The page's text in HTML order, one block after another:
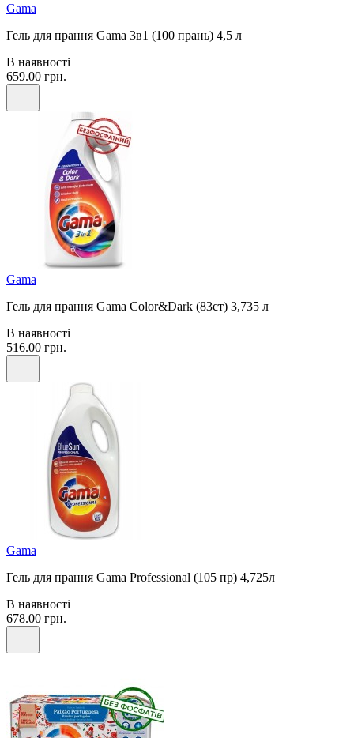
Gama
Гель для прання Gama 3в1 (100 прань) 4,5 л
В наявності
659.00 грн.
Gama
Гель для прання Gama Color&Dark (83ст) 3,735 л
В наявності
516.00 грн.
Gama
Гель для прання Gama Professional (105 пр) 4,725л
В наявності
678.00 грн.